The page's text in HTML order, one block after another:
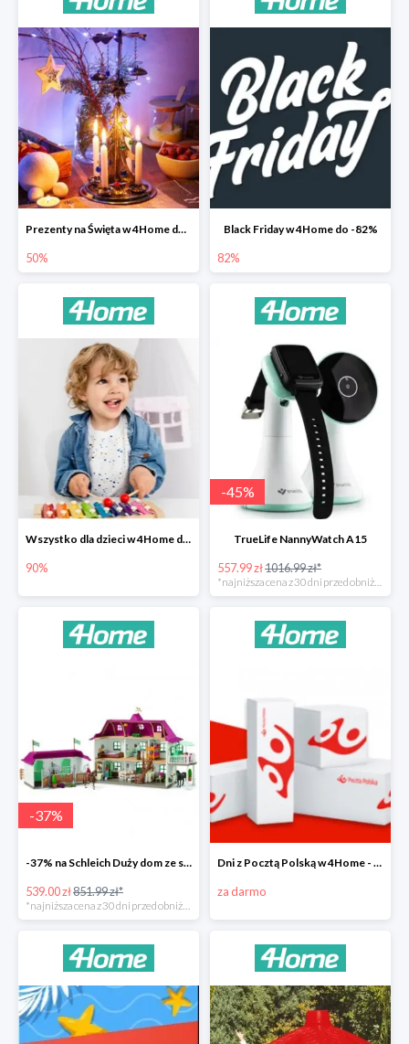
Prezenty na Święta w 4Home do -50%
50%
Black Friday w 4Home do -82%
82%
Wszystko dla dzieci w 4Home do -90%
90%
-45%
TrueLife NannyWatch A15
557.99 zł1016.99 zł*
-37%
-37% na Schleich Duży dom ze stajnią i akcesoriami 96 cm
539.00 zł851.99 zł*
*najniższa cena z 30 dni przed obniżką
Dni z Pocztą Polską w 4Home - darmowa dostawa
za darmo